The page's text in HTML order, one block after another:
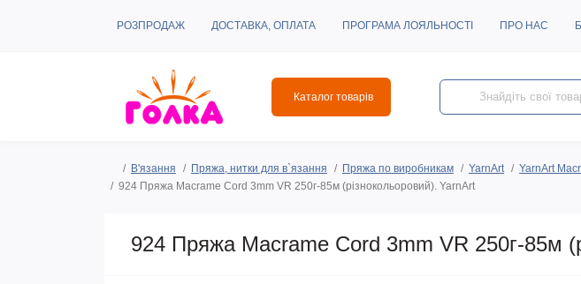
РОЗПРОДАЖ ДОСТАВКА, ОПЛАТА ПРОГРАМА ЛОЯЛЬНОСТІ ПРО НАС
Каталог товарів
В'язання Пряжа, нитки для в`язання Пряжа по виробникам YarnArt
YarnArt
924 Пряжа Macrame Cord 3mm VR 250г-85м (різнокольоровий). YarnArt
924 Пряжа Macrame Cord 3mm VR 250г-85м